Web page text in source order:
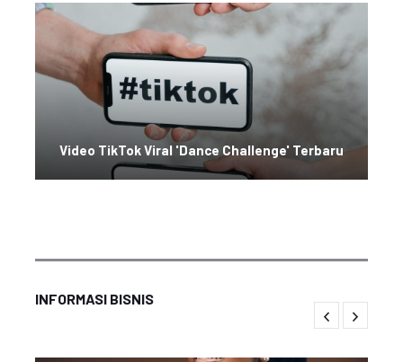
Video TikTok Viral 'Dance Challenge' Terbaru
INFORMASI BISNIS